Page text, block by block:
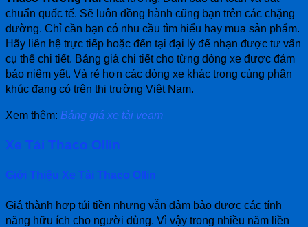
chuẩn quốc tế. Sẽ luôn đồng hành cũng bạn trên các chặng
đường. Chỉ cần bạn có nhu cầu tìm hiểu hay mua sản phẩm.
Hãy liên hệ trực tiếp hoặc đến tại đại lý để nhạn được tư vấn
cụ thể chi tiết. Bảng giá chi tiết cho từng dòng xe được đảm
bảo niêm yết. Và rẻ hơn các dòng xe khác trong cùng phân
khúc đang có trên thị trường Việt Nam.
Xem thêm: Bảng giá xe tải veam
Xe Tải Thaco Ollin
Giới Thiệu Xe Tải Thaco Ollin
Giá thành hợp túi tiền nhưng vẫn đảm bảo được các tính
năng hữu ích cho người dùng. Vì vậy trong nhiều năm liền